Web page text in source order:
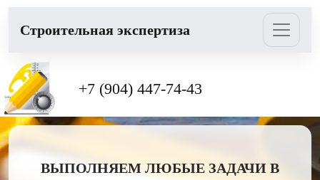
Cтроительная экспертиза
+7 (904) 447-74-43
ВЫПОЛНЯЕМ ЛЮБЫЕ ЗАДАЧИ В